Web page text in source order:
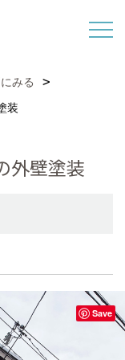
みる
装
外壁塗装
Save